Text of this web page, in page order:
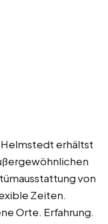
erhältst
von
Zeiten.
Orte. Erfahrung.